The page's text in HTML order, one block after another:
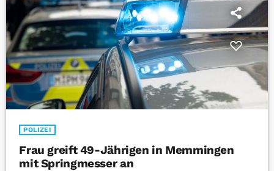
POLIZEI
Frau greift 49-Jährigen in Memmingen
mit Springmesser an